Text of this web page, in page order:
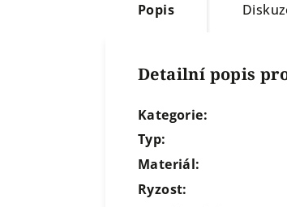
Popis
Detailní popis
Kategorie:
Typ:
Materiál:
Ryzost: